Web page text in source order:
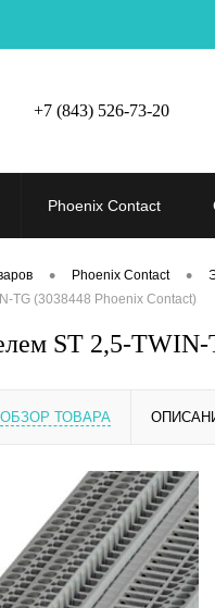
+7 (843) 526-73-20
Phoenix Contact
• Phoenix Contact •
TG (3038448 Phoenix Contact)
ST 2,5-
ОБЗОР ТОВАРА